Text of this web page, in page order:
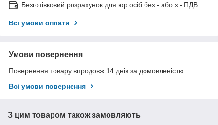
Безготівковий розрахунок для юр.осіб без - або з - ПДВ
Всі умови оплати
Умови повернення
Повернення товару впродовж 14 днів за домовленістю
Всі умови повернення
З цим товаром також замовляють